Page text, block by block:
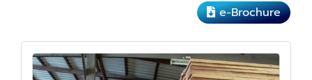
e-Brochure